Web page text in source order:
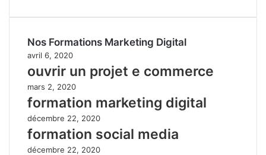
Nos Formations Marketing Digital
avril 6, 2020
ouvrir un projet e commerce
mars 2, 2020
formation marketing digital
décembre 22, 2020
formation social media
décembre 22, 2020